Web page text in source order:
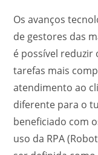
Os avanços
de gestores das
é possível reduzir
tarefas mais
atendimento ao
diferente para o
beneficiado com
uso da RPA